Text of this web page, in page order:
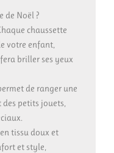
de Noël ?
chaussette
votre enfant,
briller ses yeux
de ranger une
des petits jouets,
tissu doux et
et style,